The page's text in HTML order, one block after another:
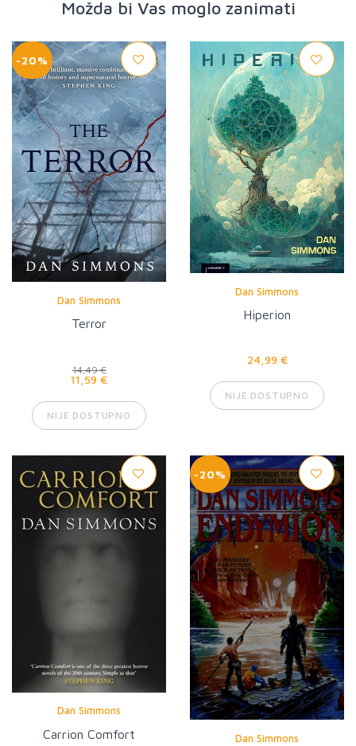
Možda bi Vas moglo zanimati
-20%
Dan Simmons
Terror
14,49 €
11,59 €
NIJE DOSTUPNO
Dan Simmons
Hiperion
24,99 €
NIJE DOSTUPNO
Dan Simmons
Carrion Comfort
-20%
Dan Simmons